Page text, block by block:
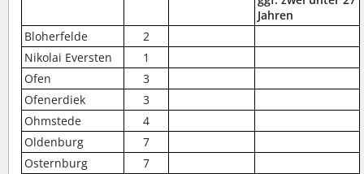
Jahren
Bloherfelde
2
Nikolai Eversten
1
Ofen
3
Ofenerdiek
3
Ohmstede
4
Oldenburg
7
Osternburg
7